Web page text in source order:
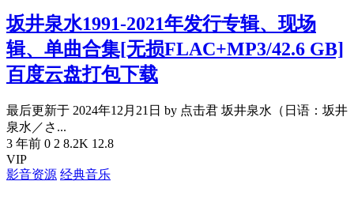
坂井泉水1991-2021年发行专辑、现场
辑、单曲合集[无损FLAC+MP3/42.6 GB]
百度云盘打包下载
最后更新于 2024年12月21日 by 点击君 坂井泉水（日语：坂井
泉水／さ...
3 年前 0 2 8.2K 12.8
VIP
影音资源 经典音乐